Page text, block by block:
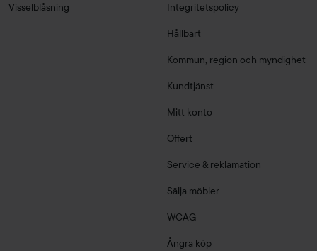
Visselblåsning Integritetspolicy
Hållbart
Kommun, region och myndighet
Kundtjänst
Mitt konto
Offert
Service & reklamation
Sälja möbler
WCAG
Ångra köp